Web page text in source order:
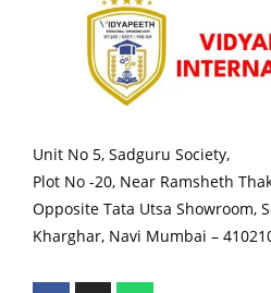
Unit No 5, Sadguru Society,
Plot No -20, Near Ramsheth
Opposite Tata Utsa Showroom,
Kharghar, Navi Mumbai –